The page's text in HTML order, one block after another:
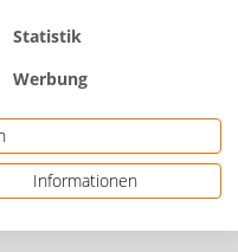
beständig
und nützlicher
Standardarmaturen
Deutschland GmbH
Statistik
Werbung
Informationen